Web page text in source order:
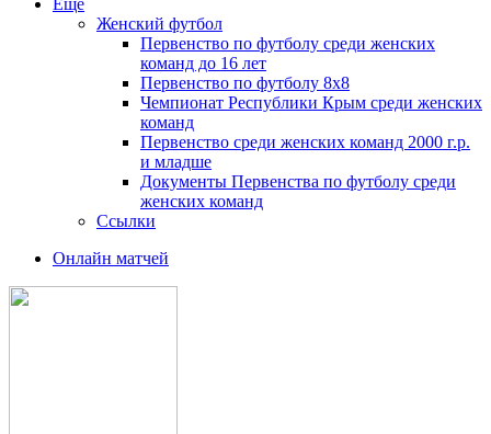
Еще
Женский футбол
Первенство по футболу среди женских
команд до 16 лет
Первенство по футболу 8х8
Чемпионат Республики Крым среди женских
команд
Первенство среди женских команд 2000 г.р.
и младше
Документы Первенства по футболу среди
женских команд
Ссылки
Онлайн матчей